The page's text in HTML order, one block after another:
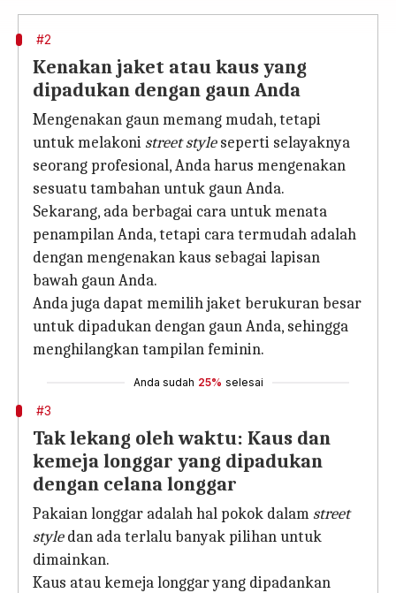
#2
Kenakan jaket atau kaus yang
dipadukan dengan gaun Anda
Mengenakan gaun memang mudah, tetapi
untuk melakoni street styleseperti selayaknya
seorang profesional, Anda harus mengenakan
sesuatu tambahan untuk gaun Anda.
Sekarang, ada berbagai cara untuk menata
penampilan Anda, tetapi cara termudah adalah
dengan mengenakan kaus sebagai lapisan
bawah gaun Anda.
Anda juga dapat memilih jaket berukuran besar
untuk dipadukan dengan gaun Anda, sehingga
menghilangkan tampilan feminin.
Anda sudah 25% selesai
#3
Tak lekang oleh waktu: Kaus dan
kemeja longgar yang dipadukan
dengan celana longgar
Pakaian longgar adalah hal pokok dalam street
styledan ada terlalu banyak pilihan untuk
dimainkan.
Kaus atau kemeja longgar yang dipadankan